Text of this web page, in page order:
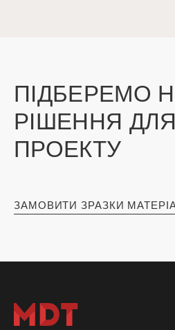
ПІДБЕРЕМО
РІШЕННЯ
ПРОЕКТУ
ЗАМОВИТИ ЗРАЗКИ